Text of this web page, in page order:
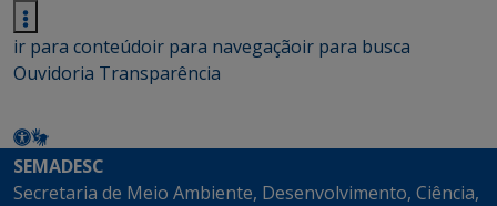
ir para conteúdoir para navegaçãoir para busca
Ouvidoria Transparência
SEMADESC
Secretaria de Meio Ambiente, Desenvolvimento, Ciência,